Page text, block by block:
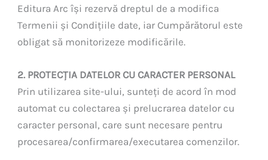
Editura Arc își rezervă dreptul de a modifica
Termenii și Condițiile date, iar Cumpărătorul este
obligat să monitorizeze modificările.
2. PROTECȚIA DATELOR CU CARACTER PERSONAL
Prin utilizarea site-ului, sunteți de acord în mod
automat cu colectarea și prelucrarea datelor cu
caracter personal, care sunt necesare pentru
procesarea/confirmarea/executarea comenzilor.